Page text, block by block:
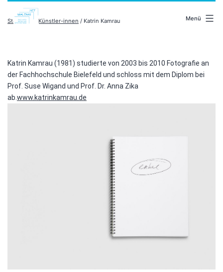
Inhalt
Menü
Startseite / Künstler-innen / Katrin Kamrau
Katrin Kamrau (1981) studierte von 2003 bis 2010 Fotografie an
der Fachhochschule Bielefeld und schloss mit dem Diplom bei
Prof. Suse Wigand und Prof. Dr. Anna Zika
ab. www.katrinkamrau.de